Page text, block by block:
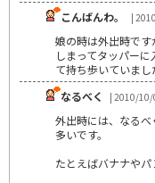
こんばんわ。
|
娘の時は外出時で
しまってタッパー
て持ち歩いていまし
なるべく
| 2010/10/
外出時には、なる
多いです。
たとえばバナナやパ